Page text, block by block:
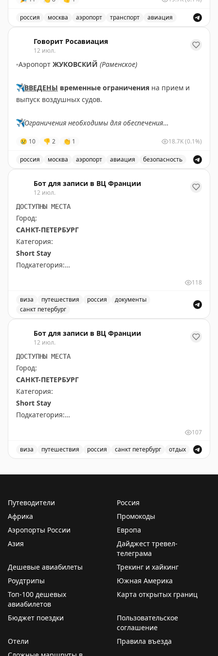
✈️ Говорит Росавиация| MAX
россия москва аэропорт транспорт авиация
Говорит Росавиация
12 июл.
▫️Аэропорт ЖУКОВСКИЙ (Раменское)
✈️ВВЕДЕНЫ временные ограничения на прием и
выпуск воздушных судов.
✈️Ограничения необходимы для обеспечения
✈️ Говорит Росавиация| MАХ
😢 10 👎 2 👏 1 18.7K(0.1%)
россия москва аэропорт авиация безопасность
Бот для записи в ВЦ Франции
12 июл.
ДОСТУПНЫ МЕСТА
Город:
САНКТ-ПЕТЕРБУРГ
Категория:
Short Stay
Подкатегория:
Доступны даты:
29.09.2026 (2 шт.): 16:10, 16:20
Всего свободных мест:
118
виза путешествия россия
документы
санкт петербург
Бот для записи в ВЦ Франции
12 июл.
ДОСТУПНЫ МЕСТА
Город:
САНКТ-ПЕТЕРБУРГ
Категория:
Short Stay
Подкатегория:
Доступны даты:
📆28.09.2026 (1 шт.): 16:10
Всего свободных мест:
107
виза путешествия россия санкт петербург отдых
Путеводители
Россия
Африка
Промокоды
Аэропорты России
Европа
Азия
Дайджест тревел-
телеграма
Дешевые авиабилеты
Трекинг и хайкинг
Роудтрипы
Южная Америка
Топ-100 дешевых
авиабилетов
Карта открытых границ
Бюджет поездки
Пользовательское
соглашение
Отели
Правила въезда